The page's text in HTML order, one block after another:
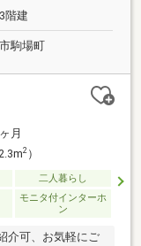
階建
駒場町
月
2）
二人暮らし
モニタ付インターホ
ン
介可、お気軽にご